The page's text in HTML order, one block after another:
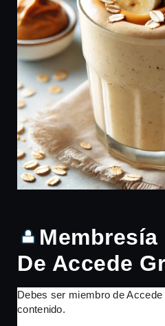
De Accede
Debes ser miembro de
contenido.